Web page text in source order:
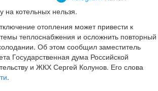
на котельных нельзя.
отопления может привести к
теплоснабжения и осложнить повторный
Об этом сообщил заместитель
Государственная дума Российской
и ЖКХ Сергей Колунов. Его слова
.